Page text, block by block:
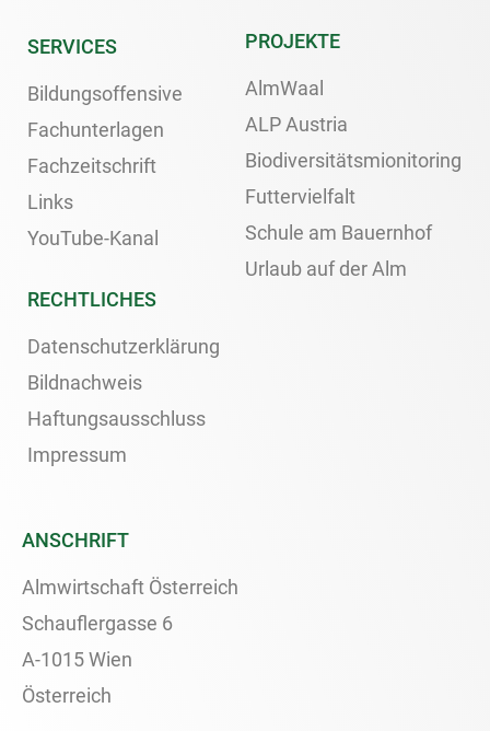
SERVICES
Bildungsoffensive
Fachunterlagen
Fachzeitschrift
Links
YouTube-Kanal
PROJEKTE
AlmWaal
ALP Austria
Biodiversitätsmionitoring
Futtervielfalt
Schule am Bauernhof
Urlaub auf der Alm
RECHTLICHES
Datenschutzerklärung
Bildnachweis
Haftungsausschluss
Impressum
ANSCHRIFT
Almwirtschaft Österreich
Schauflergasse 6
A-1015 Wien
Österreich